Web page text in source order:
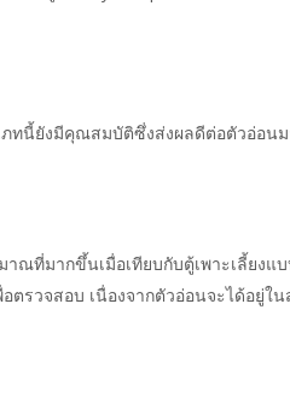
ทนี้ยังมีคุณสมบัติซึ่งส่งผลดีต่อตัวอ่อน
ณที่มากขึ้นเมื่อเทียบกับตู้เพาะเลี้ยง
รวจสอบ เนื่องจากตัวอ่อนจะได้อยู่ใ